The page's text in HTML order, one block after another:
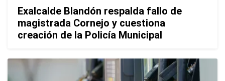
Exalcalde Blandón respalda fallo de
magistrada Cornejo y cuestiona
creación de la Policía Municipal